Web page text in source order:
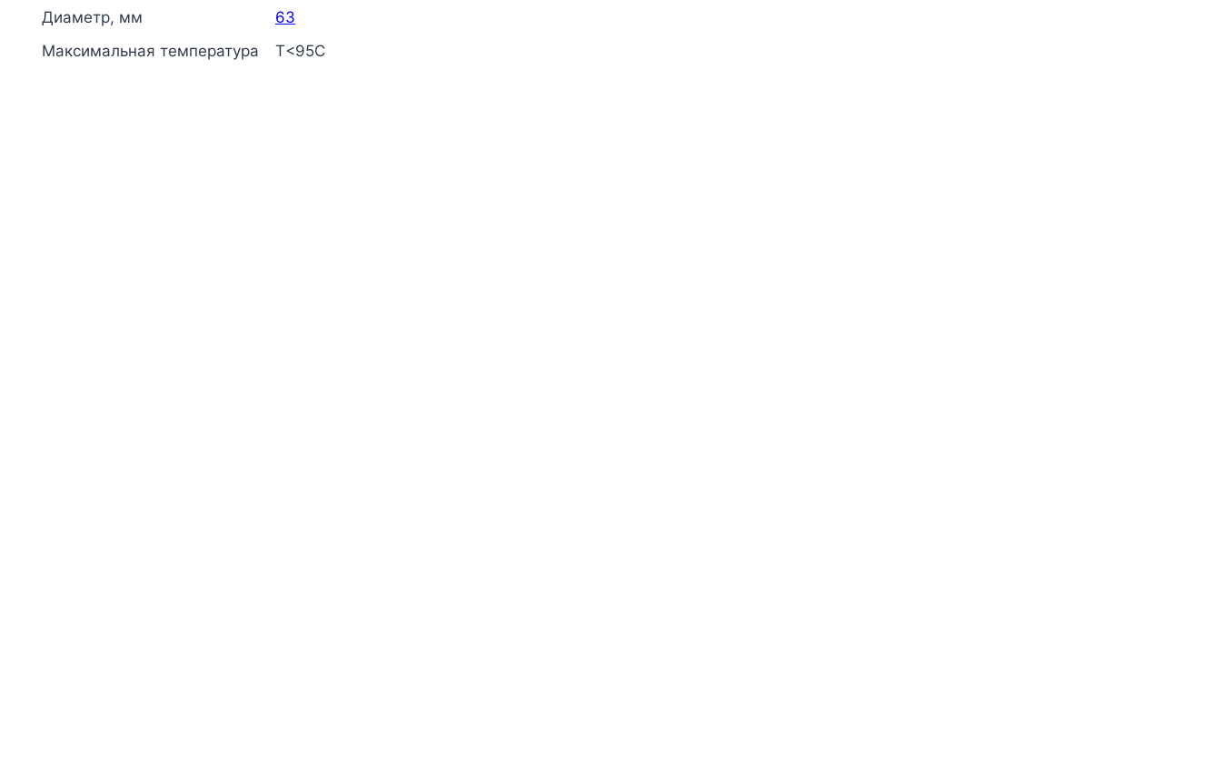
Диаметр, мм
63
Максимальная температура
Т<95С